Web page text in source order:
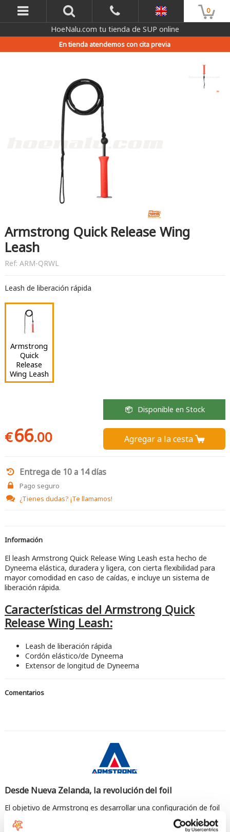
0
HoeNalu.com tu tienda de SUP online
En tienda atendemos con cita previa
Armstrong Quick Release Wing
Leash
Ref: ARM-QRWL
Leash de liberación rápida
Armstrong
Quick
Release
Wing Leash
€66.00
Disponible en Stock
Agregar a la cesta 
Entrega de 10 a 14 días
Pago seguro
¿Tienes dudas? ¡Te llamamos!
Información
El leash Armstrong Quick Release Wing Leash esta hecho de
Dyneema elástica, duradera y ligera, con cierta flexibilidad para
mayor comodidad en caso de caídas, e incluye un sistema de
liberación rápida.
Características del Armstrong Quick
Release Wing Leash:
Leash de liberación rápida
Cordón elástico/de Dyneema
Extensor de longitud de Dyneema
Comentarios
Desde Nueva Zelanda, la revolución del foil
El objetivo de Armstrong es desarrollar una configuración de foil
de primera línea que se pueda usar fácilmente para todas las
disciplinas.